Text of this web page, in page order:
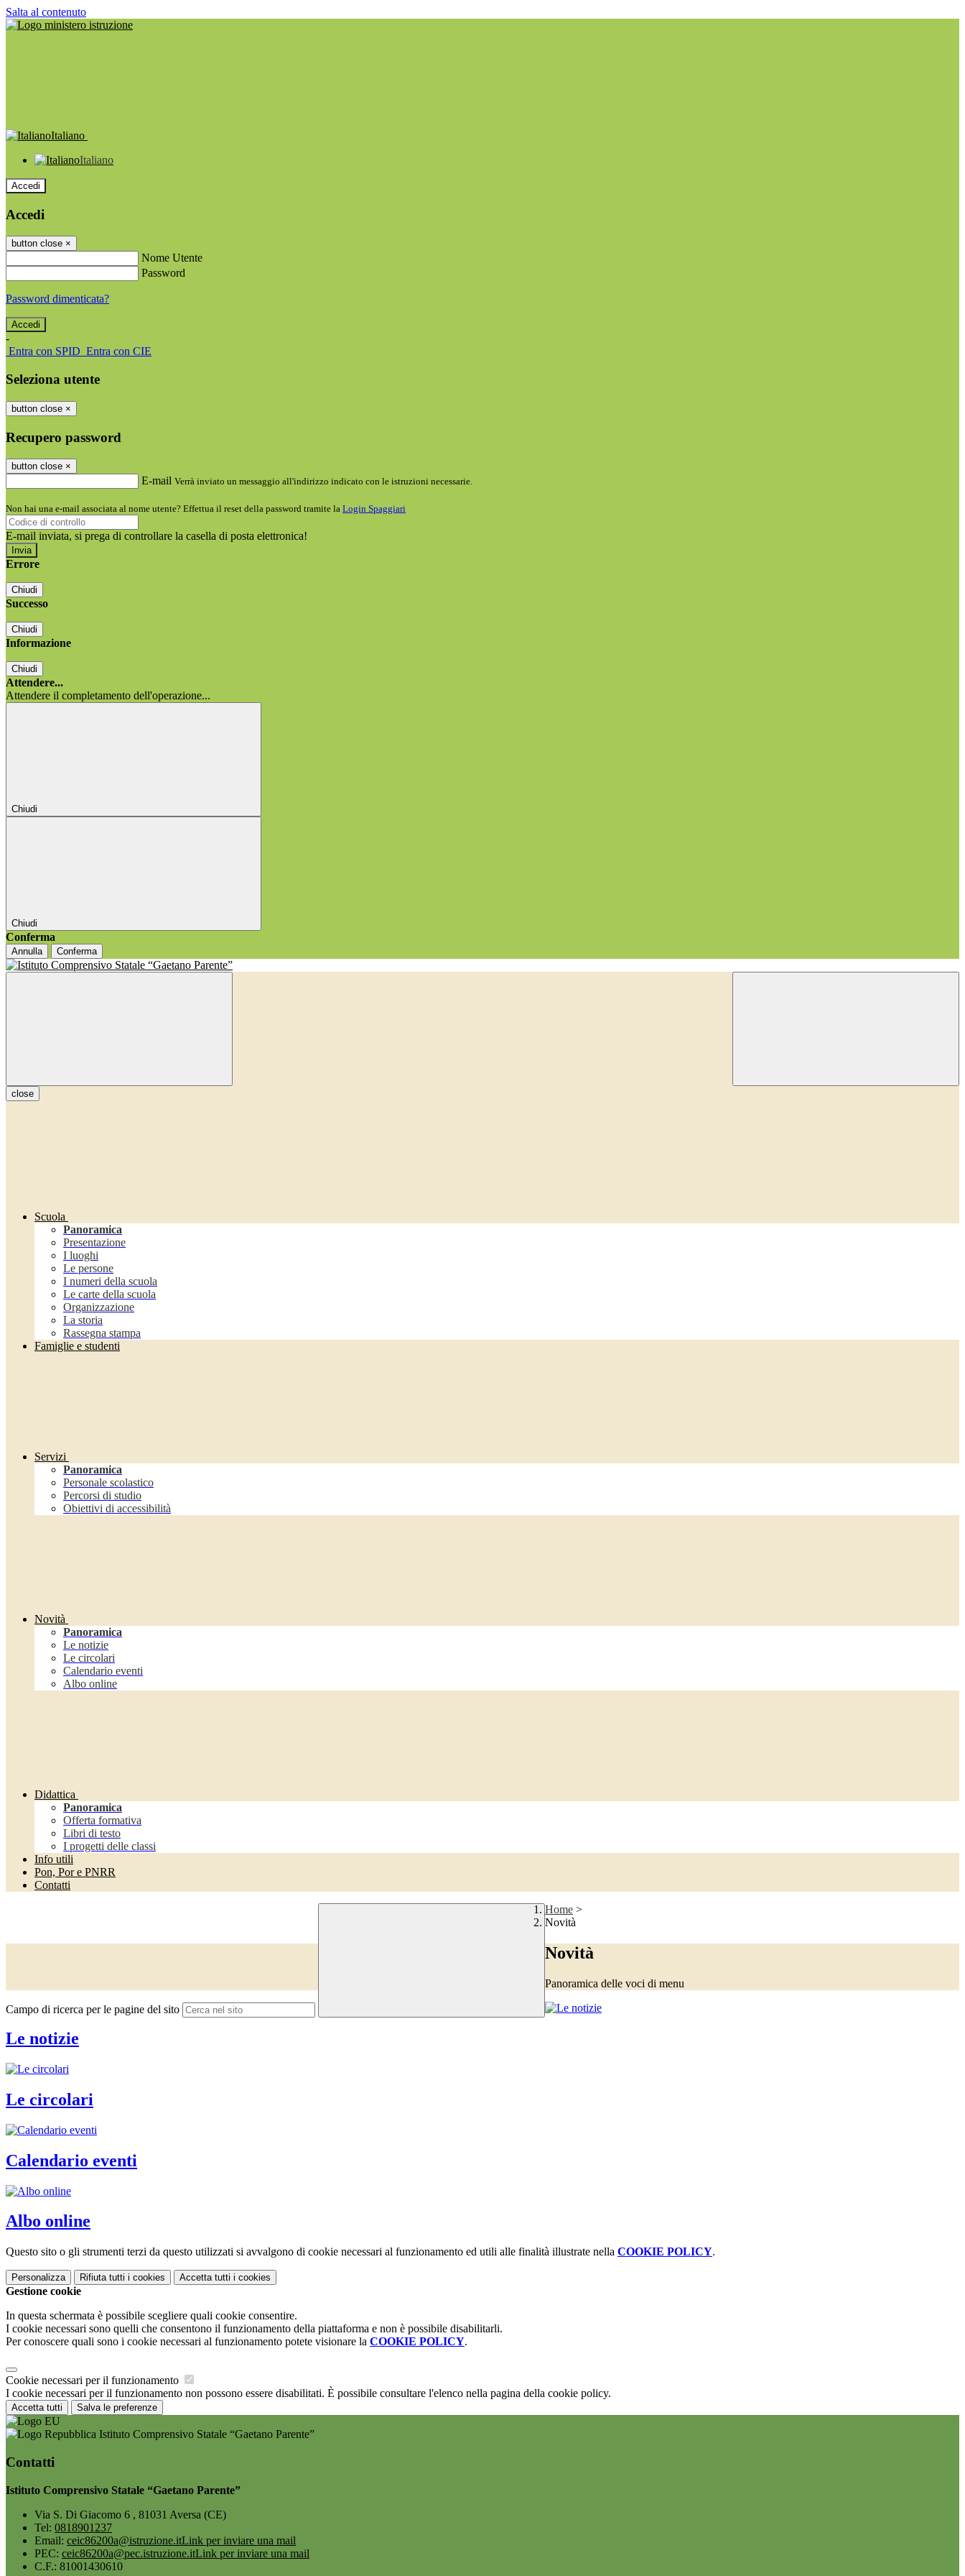
Salta al contenuto
Italiano
Italiano
Accedi
Accedi
button close ×
Nome Utente
Password
Password dimenticata?
-
Entra con SPID Entra con CIE
Seleziona utente
button close ×
Recupero password
button close ×
E-mail Verrà inviato un messaggio all'indirizzo indicato con le istruzioni necessarie.
Non hai una e-mail associata al nome utente? Effettua il reset della password tramite la Login Spaggiari
E-mail inviata, si prega di controllare la casella di posta elettronica!
Errore
Chiudi
Successo
Chiudi
Informazione
Chiudi
Attendere...
Attendere il completamento dell'operazione...
Chiudi
Chiudi
Conferma
Annulla Conferma
close
Scuola
Panoramica
Presentazione
I luoghi
Le persone
I numeri della scuola
Le carte della scuola
Organizzazione
La storia
Rassegna stampa
Famiglie e studenti
Servizi
Panoramica
Personale scolastico
Percorsi di studio
Obiettivi di accessibilità
Novità
Panoramica
Le notizie
Le circolari
Calendario eventi
Albo online
Didattica
Panoramica
Offerta formativa
Libri di testo
I progetti delle classi
Info utili
Pon, Por e PNRR
Contatti
Campo di ricerca per le pagine del sito
Home >
Novità
Novità
Panoramica delle voci di menu
Le notizie
Le circolari
Calendario eventi
Albo online
Questo sito o gli strumenti terzi da questo utilizzati si avvalgono di cookie necessari al funzionamento ed utili alle finalità illustrate nella COOKIE POLICY.
Personalizza Rifiuta tutti i cookies Accetta tutti i cookies
Gestione cookie
In questa schermata è possibile scegliere quali cookie consentire.
I cookie necessari sono quelli che consentono il funzionamento della piattaforma e non è possibile disabilitarli.
Per conoscere quali sono i cookie necessari al funzionamento potete visionare la COOKIE POLICY.
Cookie necessari per il funzionamento
I cookie necessari per il funzionamento non possono essere disabilitati. È possibile consultare l'elenco nella pagina della cookie policy.
Accetta tutti Salva le preferenze
Istituto Comprensivo Statale “Gaetano Parente”
Contatti
Istituto Comprensivo Statale “Gaetano Parente”
Via S. Di Giacomo 6 , 81031 Aversa (CE)
Tel: 0818901237
Email: ceic86200a@istruzione.itLink per inviare una mail
PEC: ceic86200a@pec.istruzione.itLink per inviare una mail
C.F.: 81001430610